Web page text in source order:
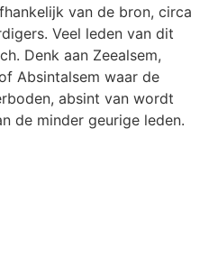
van de bron, circa
Veel leden van dit
Denk aan Zeealsem,
Absintalsem waar de
absint van wordt
de minder geurige leden.